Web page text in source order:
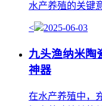
水产养殖的关键
< 2025-06-03
九头渔纳米陶
神器
在水产养殖中，